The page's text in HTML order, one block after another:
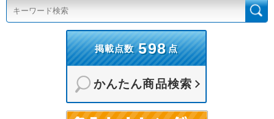
掲載点数 598点
かんたん商品検索